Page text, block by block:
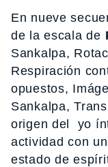
En nueve
de la escala de
Sankalpa,
Respiración
opuestos,
Sankalpa,
origen del yo
actividad con
estado de